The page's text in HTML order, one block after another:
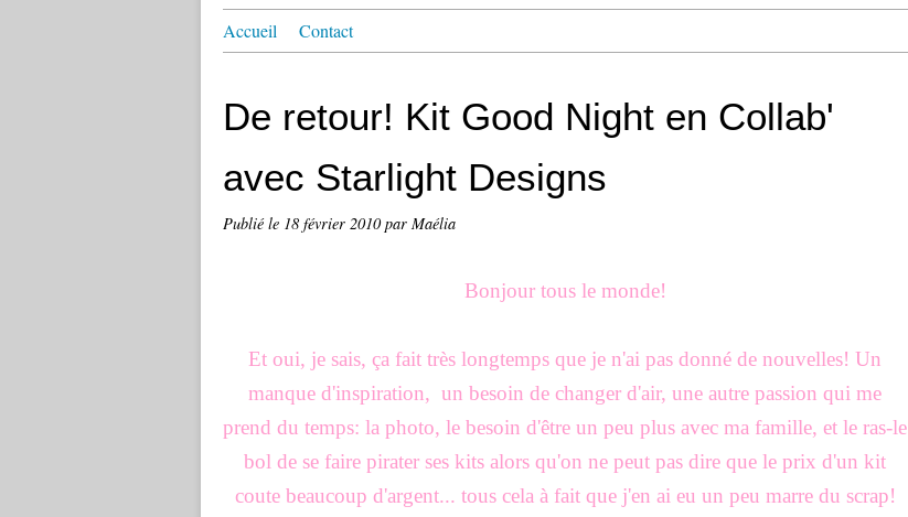
Accueil Contact
De retour! Kit Good Night en Collab'
avec Starlight Designs
Publié le 18 février 2010par Maélia
Bonjour tous le monde!
Et oui, je sais, ça fait très longtemps que je n'ai pas donné de nouvelles! Un
manque d'inspiration, un besoin de changer d'air, une autre passion qui me
prend du temps: la photo, le besoin d'être un peu plus avec ma famille, et le ras-le
bol de se faire pirater ses kits alors qu'on ne peut pas dire que le prix d'un kit
coute beaucoup d'argent... tous cela à fait que j'en ai eu un peu marre du scrap!